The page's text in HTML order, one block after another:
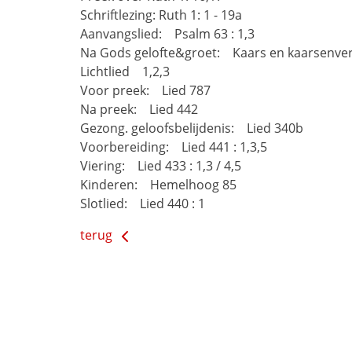
Schriftlezing: Ruth 1: 1 - 19a
Aanvangslied: Psalm 63 : 1,3
Na Gods gelofte&groet: Kaars en
Lichtlied 1,2,3
Voor preek: Lied 787
Na preek: Lied 442
Gezong. geloofsbelijdenis: Lied 340b
Voorbereiding: Lied 441 : 1,3,5
Viering: Lied 433 : 1,3 / 4,5
Kinderen: Hemelhoog 85
Slotlied: Lied 440 : 1
terug